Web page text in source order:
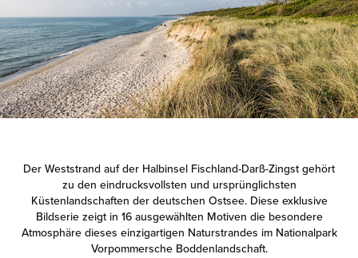
Der Weststrand auf der Halbinsel Fischland-Darß-Zingst gehört
zu den eindrucksvollsten und ursprünglichsten
Küstenlandschaften der deutschen Ostsee. Diese exklusive
Bildserie zeigt in 16 ausgewählten Motiven die besondere
Atmosphäre dieses einzigartigen Naturstrandes im Nationalpark
Vorpommersche Boddenlandschaft.